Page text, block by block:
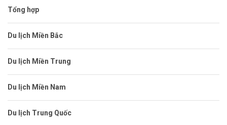
Tổng hợp
Du lịch Miền Bắc
Du lịch Miền Trung
Du lịch Miền Nam
Du lịch Trung Quốc